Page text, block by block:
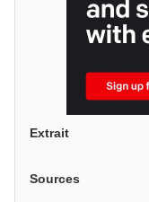
Extrait
Sources